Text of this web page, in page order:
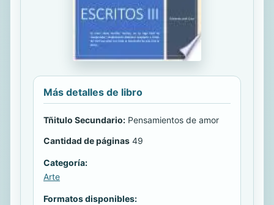
Más detalles de libro
Tñitulo Secundario: Pensamientos de amor
Cantidad de páginas 49
Categoría:
Arte
Formatos disponibles: